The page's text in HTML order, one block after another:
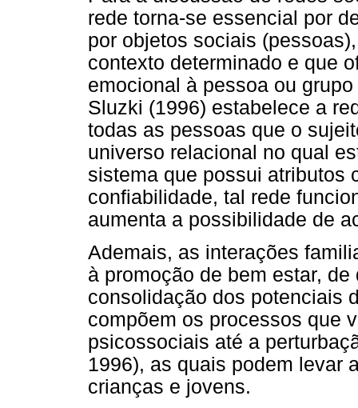
rede torna-se essencial por
por objetos sociais
contexto determinado e que
emocional à pessoa ou
Sluzki (1996) estabelece a
todas as pessoas que o
universo relacional no qual
sistema que possui atributos
confiabilidade, tal rede
aumenta a possibilidade de
Ademais, as interações
à promoção de bem estar,
consolidação dos potenciais
compõem os processos que
psicossociais até a
1996), as quais podem levar
crianças e jovens.